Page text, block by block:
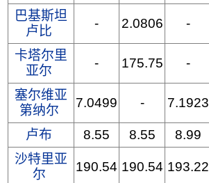
巴基斯坦
卢比
- 2.0806 -
卡塔尔里
亚尔
- 175.75 -
塞尔维亚
第纳尔
7.0499 - 7.1923
卢布 8.55 8.55 8.99
沙特里亚
尔
190.54 190.54 193.22